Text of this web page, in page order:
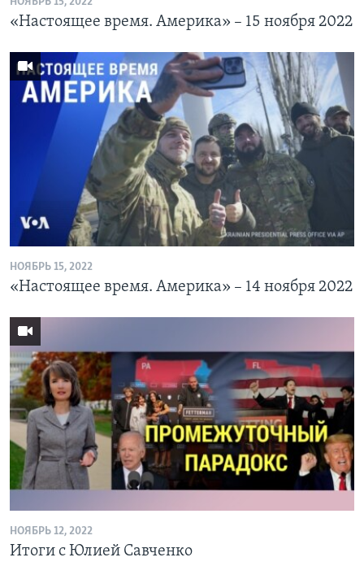
«Настоящее время. Америка» – 15 ноября 2022
НОЯБРЬ 15, 2022
«Настоящее время. Америка» – 14 ноября 2022
НОЯБРЬ 12, 2022
Итоги с Юлией Савченко